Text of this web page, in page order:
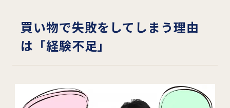
買い物で失敗をしてしまう理由
は「経験不足」